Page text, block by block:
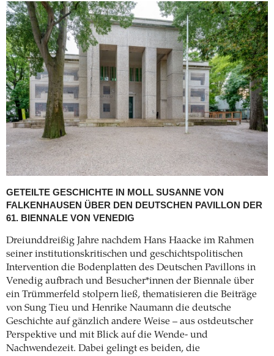
GETEILTE GESCHICHTE IN MOLL SUSANNE VON
FALKENHAUSEN ÜBER DEN DEUTSCHEN PAVILLON DER
61. BIENNALE VON VENEDIG
Dreiunddreißig Jahre nachdem Hans Haacke im Rahmen
seiner institutionskritischen und geschichtspolitischen
Intervention die Bodenplatten des Deutschen Pavillons in
Venedig aufbrach und Besucher*innen der Biennale über
ein Trümmerfeld stolpern ließ, thematisieren die Beiträge
von Sung Tieu und Henrike Naumann die deutsche
Geschichte auf gänzlich andere Weise – aus ostdeutscher
Perspektive und mit Blick auf die Wende- und
Nachwendezeit. Dabei gelingt es beiden, die